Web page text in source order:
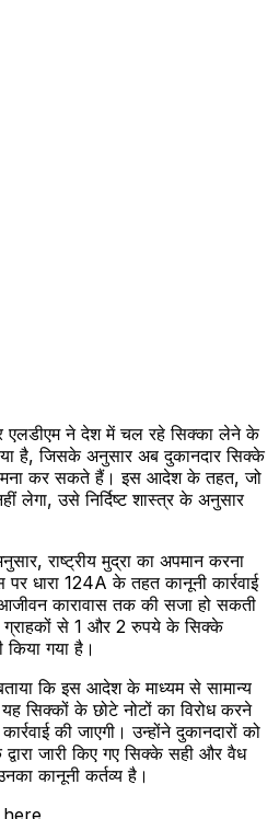
एलडीएम ने देश में चल रहे सिक्का लेने के
है, जिसके अनुसार अब दुकानदार सिक्के
कर सकते हैं। इस आदेश के तहत, जो
लेगा, उसे निर्दिष्ट शास्त्र के अनुसार
राष्ट्रीय मुद्रा का अपमान करना
पर धारा 124A के तहत कानूनी कार्रवाई
कारावास तक की सजा हो सकती
ग्राहकों से 1 और 2 रुपये के सिक्के
गया है।
कि इस आदेश के माध्यम से सामान्य
सिक्कों के छोटे नोटों का विरोध करने
की जाएगी। उन्होंने दुकानदारों को
द्वारा जारी किए गए सिक्के सही और वैध
कानूनी कर्तव्य है।